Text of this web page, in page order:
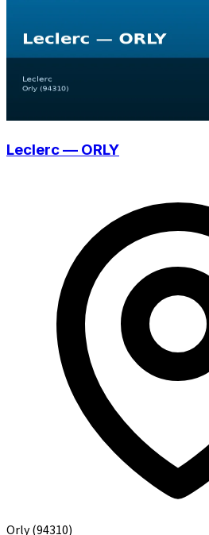
Leclerc — ORLY
Orly(94310)